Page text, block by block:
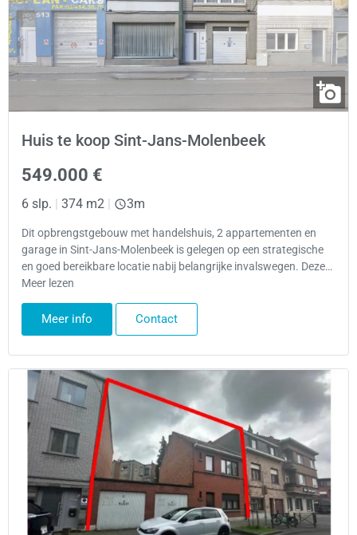
Huis te koop Sint-Jans-Molenbeek
549.000 €
6 slp. | 374 m2 | 3m
Dit opbrengstgebouw met handelshuis, 2 appartementen en
garage in Sint-Jans-Molenbeek is gelegen op een strategische
en goed bereikbare locatie nabij belangrijke invalswegen. Deze…
Meer lezen
Meer info Contact